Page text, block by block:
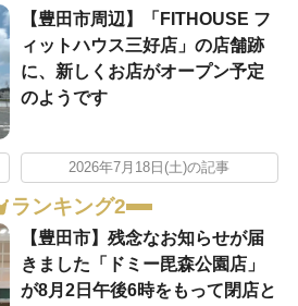
【豊田市周辺】「FITHOUSE フ
ィットハウス三好店」の店舗跡
に、新しくお店がオープン予定
のようです
2026年7月18日(土)の記事
ランキング2
【豊田市】残念なお知らせが届
きました「ドミー毘森公園店」
が8月2日午後6時をもって閉店と